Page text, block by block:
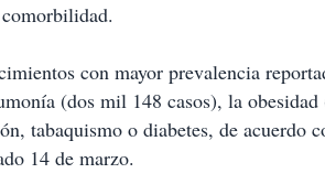
con mayor prevalencia
(dos mil 148 casos), la
tabaquismo o diabetes, de acuerdo
14 de marzo.